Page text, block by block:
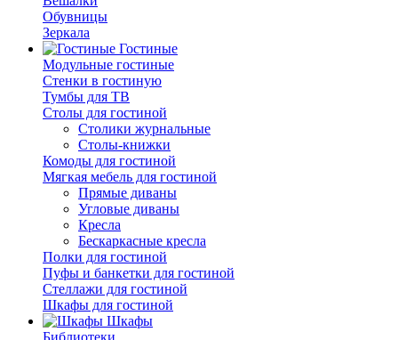
Обувницы
Зеркала
Гостиные
Модульные гостиные
Стенки в гостиную
Тумбы для ТВ
Столы для гостиной
Столики журнальные
Столы-книжки
Комоды для гостиной
Мягкая мебель для гостиной
Прямые диваны
Угловые диваны
Кресла
Бескаркасные кресла
Полки для гостиной
Пуфы и банкетки для гостиной
Стеллажи для гостиной
Шкафы для гостиной
Шкафы
Библиотеки